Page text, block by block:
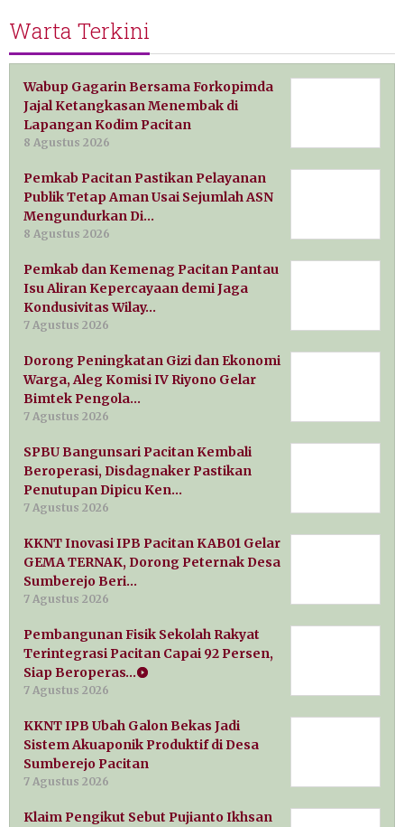
Warta Terkini
Wabup Gagarin Bersama Forkopimda
Jajal Ketangkasan Menembak di
Lapangan Kodim Pacitan
8 Agustus 2026
Pemkab Pacitan Pastikan Pelayanan
Publik Tetap Aman Usai Sejumlah ASN
Mengundurkan Di…
8 Agustus 2026
Pemkab dan Kemenag Pacitan Pantau
Isu Aliran Kepercayaan demi Jaga
Kondusivitas Wilay…
7 Agustus 2026
Dorong Peningkatan Gizi dan Ekonomi
Warga, Aleg Komisi IV Riyono Gelar
Bimtek Pengola…
7 Agustus 2026
SPBU Bangunsari Pacitan Kembali
Beroperasi, Disdagnaker Pastikan
Penutupan Dipicu Ken…
7 Agustus 2026
KKNT Inovasi IPB Pacitan KAB01 Gelar
GEMA TERNAK, Dorong Peternak Desa
Sumberejo Beri…
7 Agustus 2026
Pembangunan Fisik Sekolah Rakyat
Terintegrasi Pacitan Capai 92 Persen,
Siap Beroperas…
7 Agustus 2026
KKNT IPB Ubah Galon Bekas Jadi
Sistem Akuaponik Produktif di Desa
Sumberejo Pacitan
7 Agustus 2026
Klaim Pengikut Sebut Pujianto Ikhsan